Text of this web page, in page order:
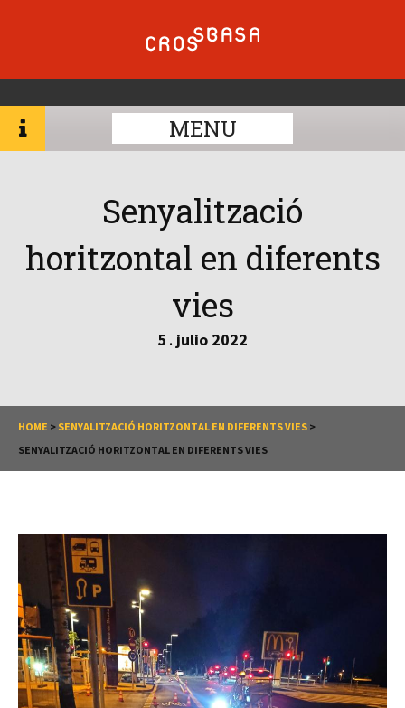
MENU
Senyalització
horitzontal en diferents
vies
5 . julio 2022
HOME > SENYALITZACIÓ HORITZONTAL EN DIFERENTS VIES >
SENYALITZACIÓ HORITZONTAL EN DIFERENTS VIES